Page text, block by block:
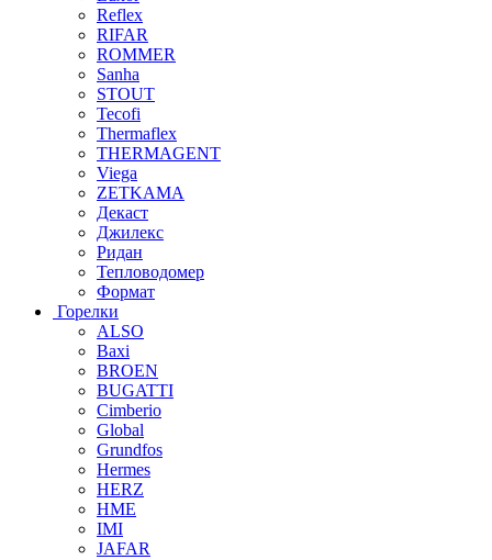
Reflex
RIFAR
ROMMER
Sanha
STOUT
Tecofi
Thermaflex
THERMAGENT
Viega
ZETKAMA
Декаст
Джилекс
Ридан
Тепловодомер
Формат
Горелки
ALSO
Baxi
BROEN
BUGATTI
Cimberio
Global
Grundfos
Hermes
HERZ
HME
IMI
JAFAR